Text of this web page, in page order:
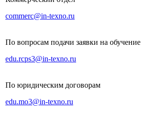
commerc@in-texno.ru
По вопросам подачи заявки на обучение
edu.rcps3@in-texno.ru
По юридическим договорам
edu.mo3@in-texno.ru